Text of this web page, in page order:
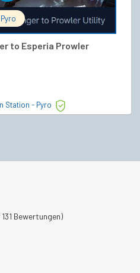
to Esperia Prowler
Station - Pyro
Bewertungen)